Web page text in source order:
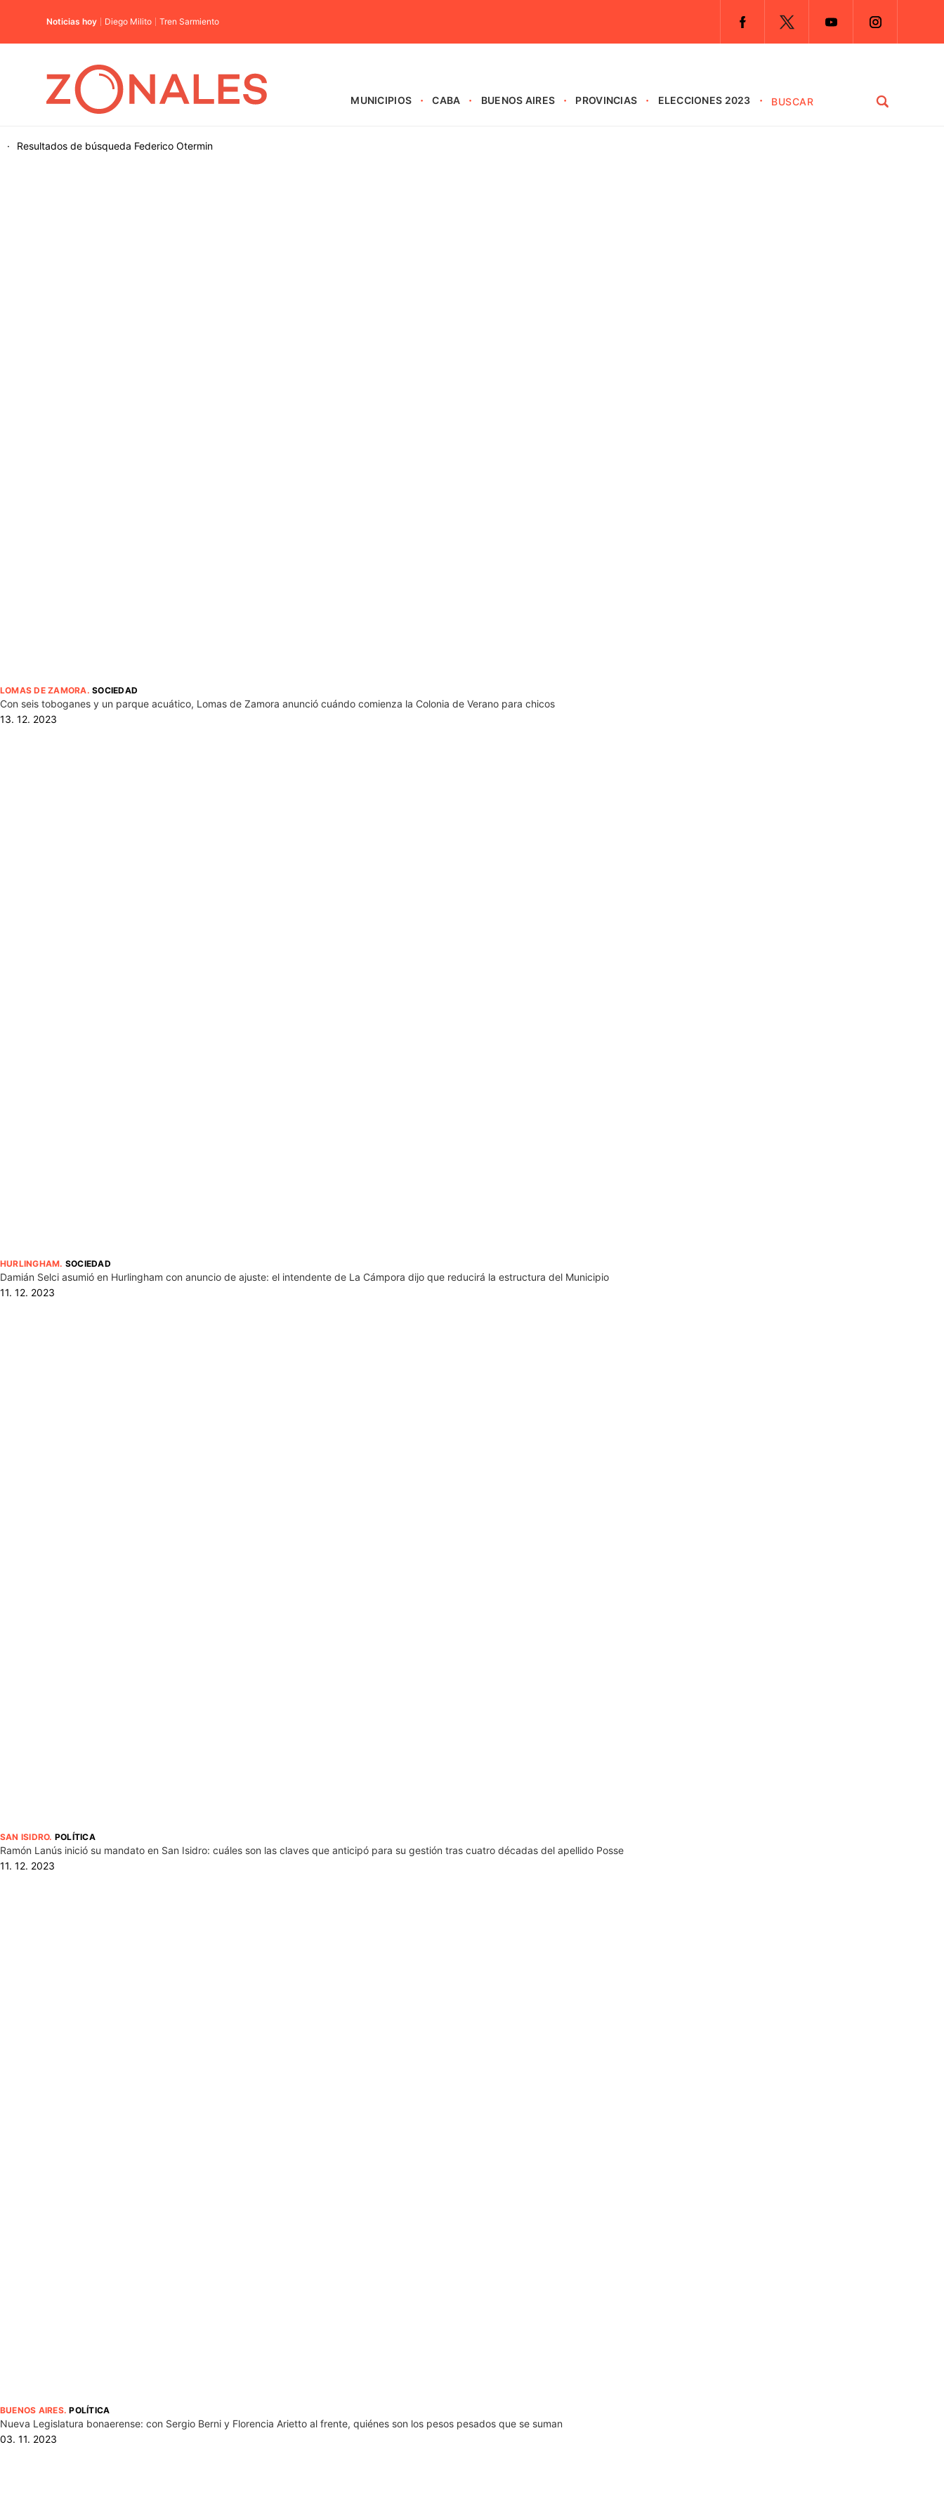
Noticias hoy Diego Milito Tren Sarmiento
MUNICIPIOS CABA BUENOS AIRES PROVINCIAS ELECCIONES 2023
Resultados de búsqueda
· Federico Otermin
LOMAS DE ZAMORA.SOCIEDAD
Con seis toboganes y un parque acuático, Lomas de Zamora anunció cuándo comienza la Colonia de Verano para chicos
13. 12. 2023
HURLINGHAM. SOCIEDAD
Damián Selci asumió en Hurlingham con anuncio de ajuste: el intendente de La Cámpora dijo que reducirá la estructura del Municipio
11. 12. 2023
SAN ISIDRO. POLÍTICA
Ramón Lanús inició su mandato en San Isidro: cuáles son las claves que anticipó para su gestión tras cuatro décadas del apellido Posse
11. 12. 2023
BUENOS AIRES.POLÍTICA
Nueva Legislatura bonaerense: con Sergio Berni y Florencia Arietto al frente, quiénes son los pesos pesados que se suman
03. 11. 2023